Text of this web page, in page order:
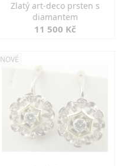
Zlatý art-deco prsten s
diamantem
11 500 Kč
NOVÉ